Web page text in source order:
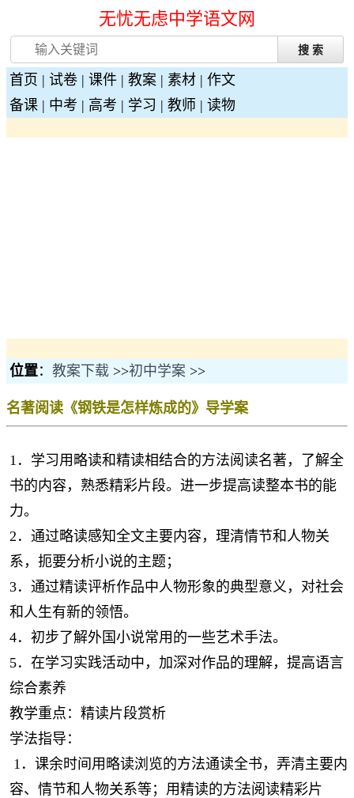
无忧无虑中学语文网
首页 | 试卷 | 课件 | 教案 | 素材 | 作文
备课 | 中考 | 高考 | 学习 | 教师 | 读物
位置： 教案下载 >>初中学案 >>
名著阅读《钢铁是怎样炼成的》导学案
1．学习用略读和精读相结合的方法阅读名著，了解全
书的内容，熟悉精彩片段。进一步提高读整本书的能
力。
2．通过略读感知全文主要内容，理清情节和人物关
系，扼要分析小说的主题；
3．通过精读评析作品中人物形象的典型意义，对社会
和人生有新的领悟。
4．初步了解外国小说常用的一些艺术手法。
5．在学习实践活动中，加深对作品的理解，提高语言
综合素养
教学重点：精读片段赏析
学法指导：
1．课余时间用略读浏览的方法通读全书，弄清主要内
容、情节和人物关系等；用精读的方法阅读精彩片